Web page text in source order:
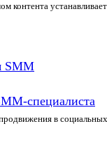
контента
специалиста
в социальных